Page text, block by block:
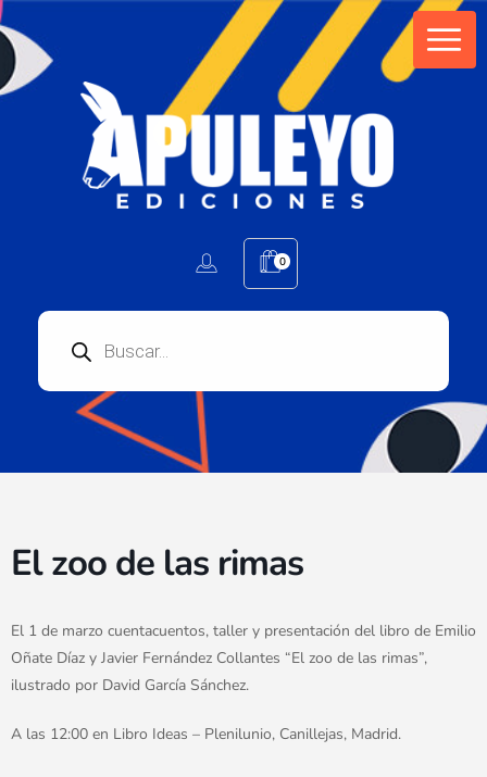
0
El zoo de las rimas
El 1 de marzo cuentacuentos, taller y presentación del libro de Emilio
Oñate Díaz y Javier Fernández Collantes “El zoo de las rimas”,
ilustrado por David García Sánchez.
A las 12:00 en Libro Ideas – Plenilunio, Canillejas, Madrid.